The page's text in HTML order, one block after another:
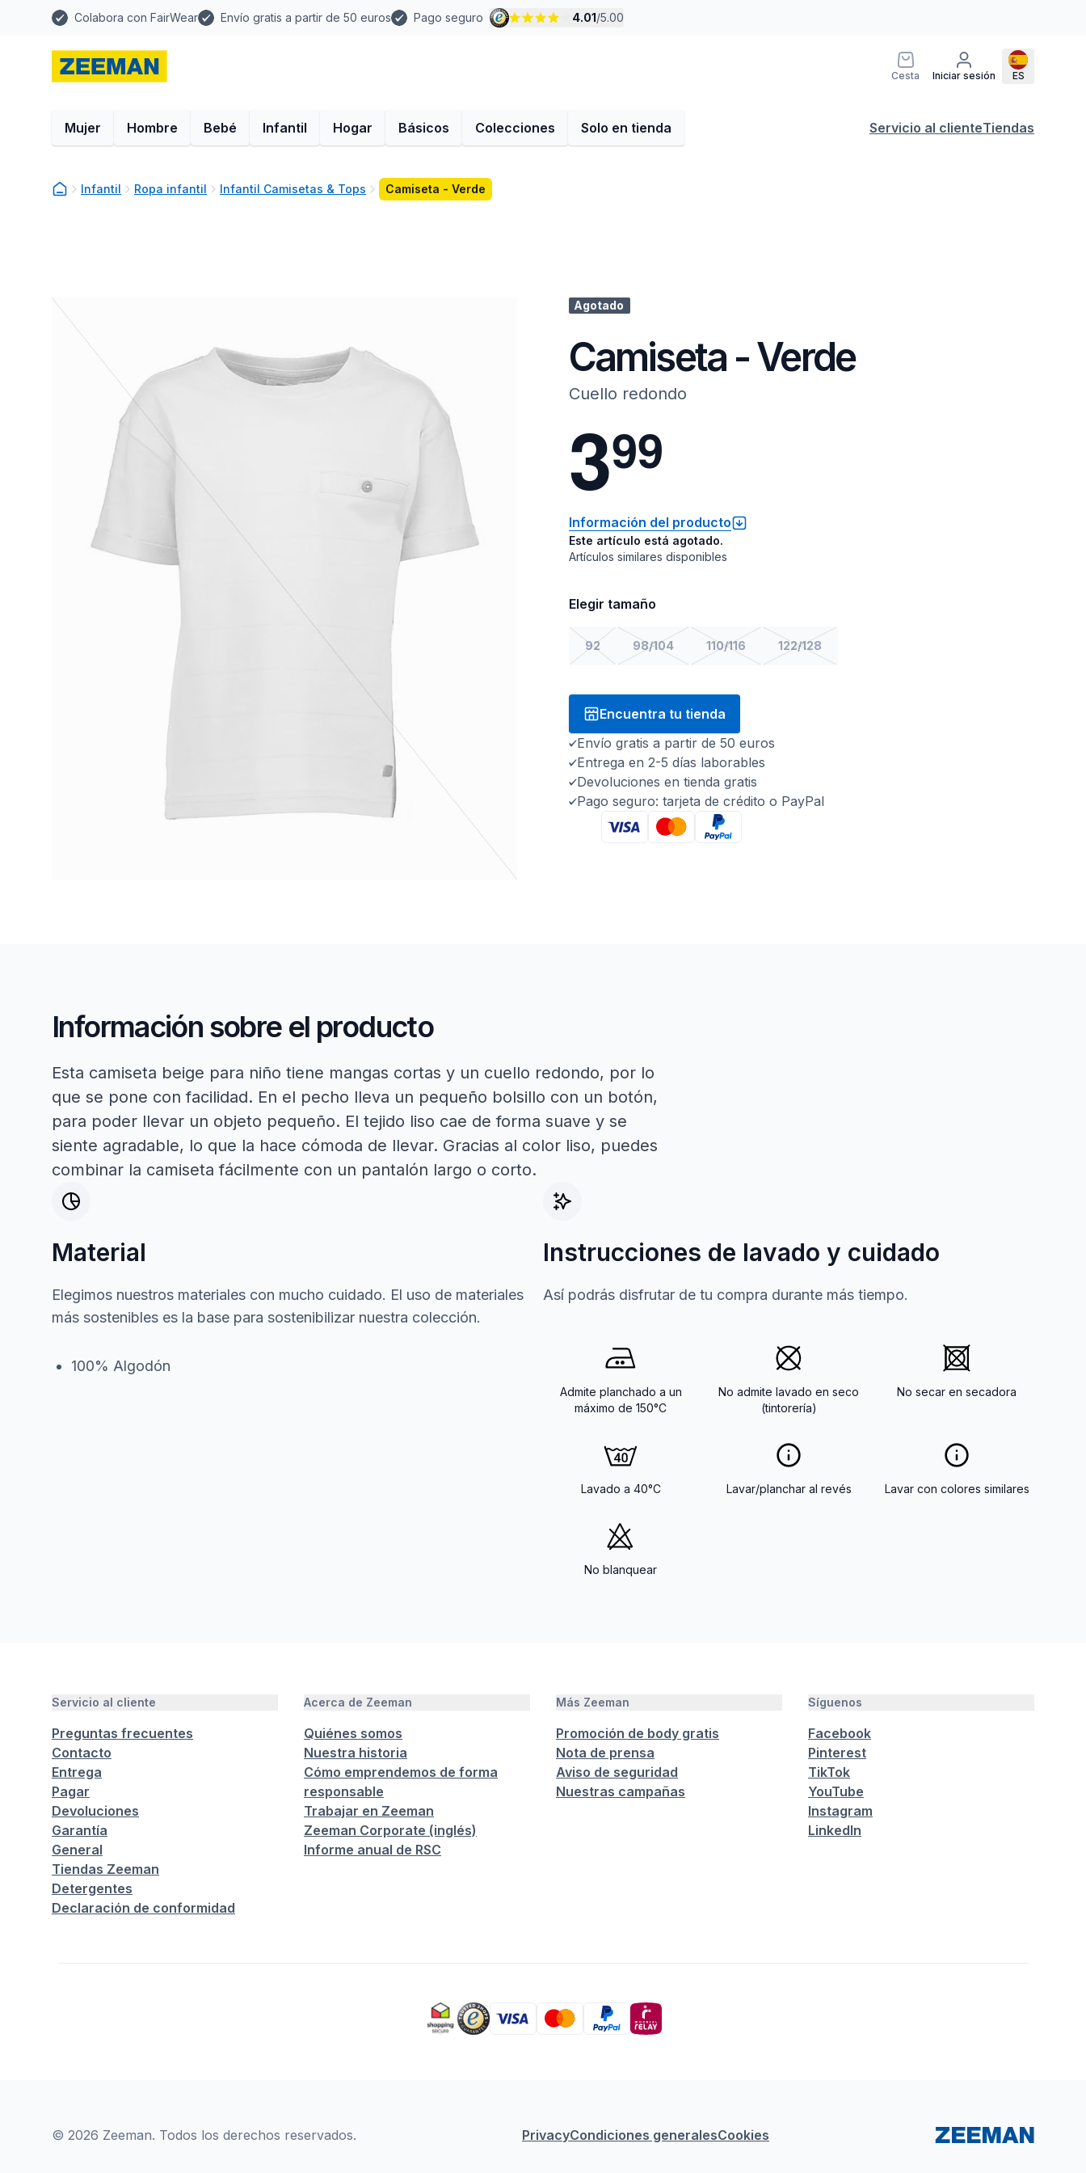
Colabora con FairWear Envío gratis a partir de 50 euros Pago seguro 4.01/5.00
Cesta Iniciar sesión ES
Mujer Hombre Bebé Infantil Hogar Básicos Colecciones Solo en tienda Servicio al clienteTiendas
Infantil Ropa infantil Infantil Camisetas & Tops Camiseta - Verde
Agotado
Camiseta - Verde
Cuello redondo
399
Información del producto
Este artículo está agotado.
Artículos similares disponibles
Elegir tamaño
92 98/104 110/116 122/128
Encuentra tu tienda
Envío gratis a partir de 50 euros
Entrega en 2-5 días laborables
Devoluciones en tienda gratis
Pago seguro: tarjeta de crédito o PayPal
Información sobre el producto
Esta camiseta beige para niño tiene mangas cortas y un cuello redondo, por lo
que se pone con facilidad. En el pecho lleva un pequeño bolsillo con un botón,
para poder llevar un objeto pequeño. El tejido liso cae de forma suave y se
siente agradable, lo que la hace cómoda de llevar. Gracias al color liso, puedes
combinar la camiseta fácilmente con un pantalón largo o corto.
Material
Elegimos nuestros materiales con mucho cuidado. El uso de materiales
más sostenibles es la base para sostenibilizar nuestra colección.
100% Algodón
Instrucciones de lavado y cuidado
Así podrás disfrutar de tu compra durante más tiempo.
Admite planchado a un
máximo de 150°C
No admite lavado en seco
(tintorería)
No secar en secadora
Lavado a 40°C Lavar/planchar al revés Lavar con colores similares
No blanquear
Servicio al cliente
Preguntas frecuentes
Contacto
Entrega
Pagar
Devoluciones
Garantía
General
Tiendas Zeeman
Detergentes
Declaración de conformidad
Acerca de Zeeman
Quiénes somos
Nuestra historia
Cómo emprendemos de forma
responsable
Trabajar en Zeeman
Zeeman Corporate (inglés)
Informe anual de RSC
Más Zeeman
Promoción de body gratis
Nota de prensa
Aviso de seguridad
Nuestras campañas
Síguenos
Facebook
Pinterest
TikTok
YouTube
Instagram
LinkedIn
© 2026 Zeeman. Todos los derechos reservados. PrivacyCondiciones generalesCookies